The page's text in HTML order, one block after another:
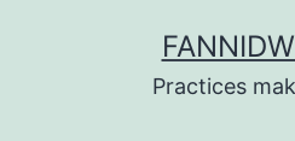
Practices